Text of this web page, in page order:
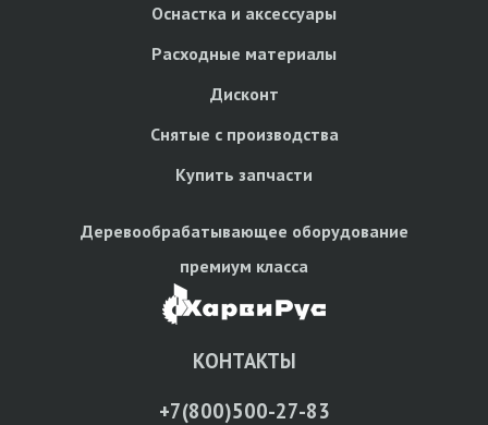
Оснастка и аксессуары
Расходные материалы
Дисконт
Снятые с производства
Купить запчасти
Деревообрабатывающее оборудование
премиум класса
КОНТАКТЫ
+7(800)500-27-83